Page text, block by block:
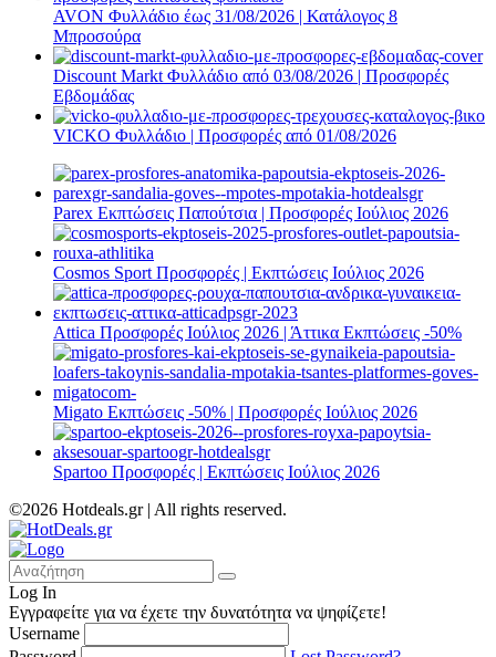
AVON Φυλλάδιο έως 31/08/2026 | Κατάλογος 8
Μπροσούρα
Discount Markt Φυλλάδιο από 03/08/2026 | Προσφορές
Εβδομάδας
VICKO Φυλλάδιο | Προσφορές από 01/08/2026
Parex Εκπτώσεις Παπούτσια | Προσφορές Ιούλιος 2026
Cosmos Sport Προσφορές | Εκπτώσεις Ιούλιος 2026
Attica Προσφορές Ιούλιος 2026 | Άττικα Εκπτώσεις -50%
Migato Εκπτώσεις -50% | Προσφορές Ιούλιος 2026
Spartoo Προσφορές | Εκπτώσεις Ιούλιος 2026
©2026 Hotdeals.gr | All rights reserved.
Log In
Εγγραφείτε για να έχετε την δυνατότητα να ψηφίζετε!
Username